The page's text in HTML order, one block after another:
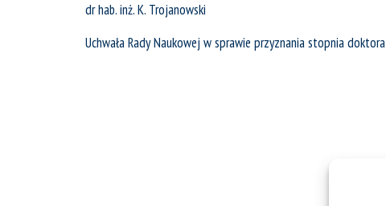
dr hab. inż. K. Trojanowski
Uchwała Rady Naukowej w sprawie przyznania stopnia doktora